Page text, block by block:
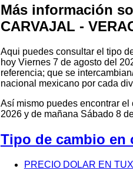
Más información
CARVAJAL -
Aqui puedes consultar el tipo
hoy Viernes 7 de agosto del
referencia; que se
nacional mexicano por cada
Así mismo puedes encontrar
2026 y de mañana Sábado 8
Tipo de cambio en
PRECIO DOLAR EN